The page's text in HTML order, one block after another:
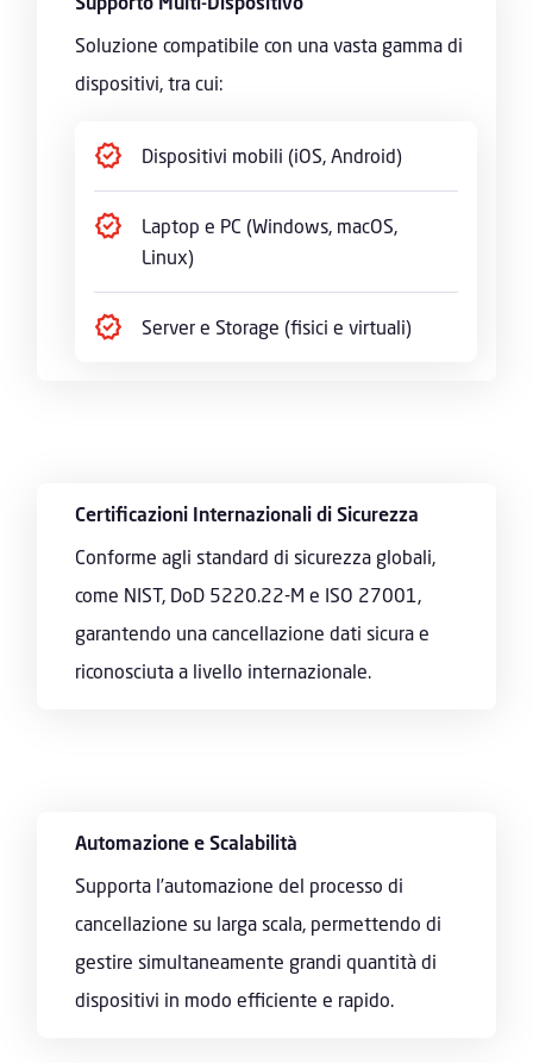
Soluzione compatibile con una vasta gamma di
dispositivi, tra cui:
Dispositivi mobili (iOS, Android)
Laptop e PC (Windows, macOS,
Linux)
Server e Storage (fisici e virtuali)
Certificazioni Internazionali di Sicurezza
Conforme agli standard di sicurezza globali,
come NIST, DoD 5220.22-M e ISO 27001,
garantendo una cancellazione dati sicura e
riconosciuta a livello internazionale.
Automazione e Scalabilità
Supporta l’automazione del processo di
cancellazione su larga scala, permettendo di
gestire simultaneamente grandi quantità di
dispositivi in modo efficiente e rapido.